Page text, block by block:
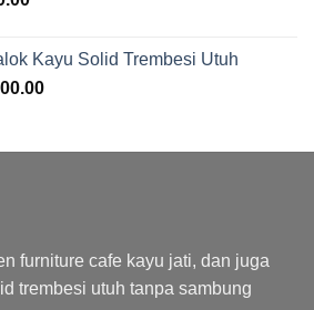
Kayu Solid Trembesi Utuh
furniture cafe kayu jati, dan juga
trembesi utuh tanpa sambung